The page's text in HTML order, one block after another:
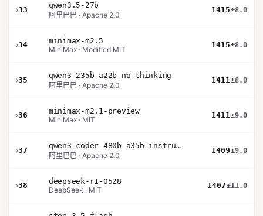
›33
qwen3.5-27b
阿里巴巴 · Apache 2.0
1415±8.0
›34
minimax-m2.5
MiniMax · Modified MIT
1415±8.0
›35
qwen3-235b-a22b-no-thinking
阿里巴巴 · Apache 2.0
1411±8.0
›36
minimax-m2.1-preview
MiniMax · MIT
1411±9.0
›37
qwen3-coder-480b-a35b-instruct
阿里巴巴 · Apache 2.0
1409±9.0
›38
deepseek-r1-0528
DeepSeek · MIT
1407±11.0